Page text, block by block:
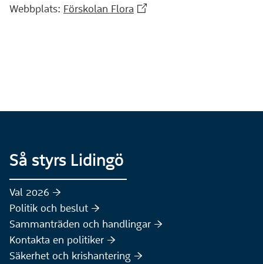
Webbplats: Förskolan Flora (Extern webbplats)
Så styrs Lidingö
Val 2026 :höger:
Politik och beslut :höger:
Sammanträden och handlingar :höger:
Kontakta en politiker :höger:
Säkerhet och krishantering :höger: